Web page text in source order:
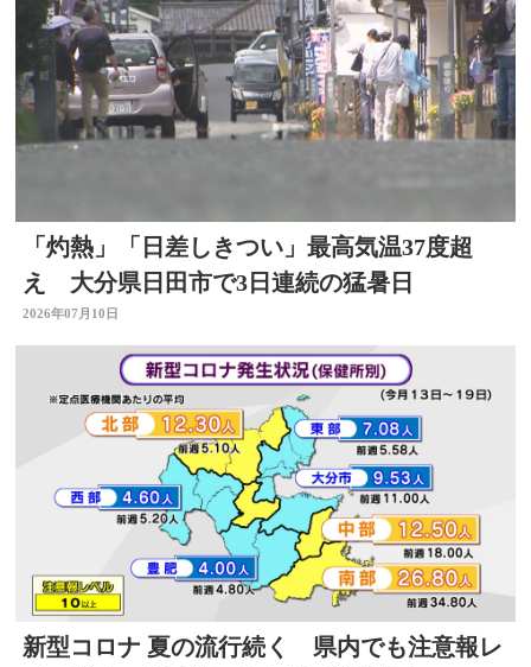
「灼熱」「日差しきつい」最高気温37度超
え 大分県日田市で3日連続の猛暑日
2026年07月10日
新型コロナ 夏の流行続く 県内でも注意報レ